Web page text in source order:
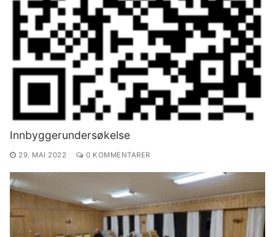
Innbyggerundersøkelse
29. MAI 2022 0 KOMMENTARER